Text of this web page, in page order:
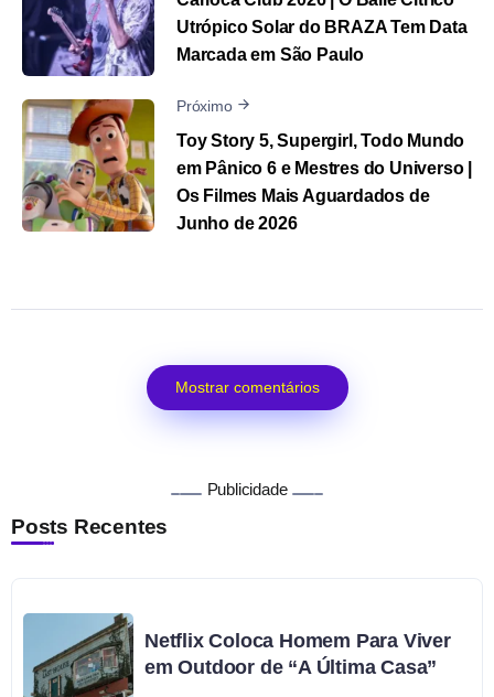
Utrópico Solar do BRAZA Tem Data
Marcada em São Paulo
Próximo
Toy Story 5, Supergirl, Todo Mundo
em Pânico 6 e Mestres do Universo |
Os Filmes Mais Aguardados de
Junho de 2026
Mostrar comentários
Publicidade
Posts Recentes
Netflix Coloca Homem Para Viver
em Outdoor de “A Última Casa”